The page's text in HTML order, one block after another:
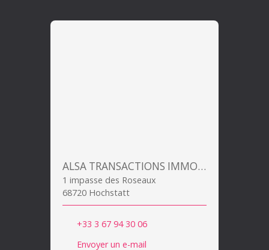
ALSA TRANSACTIONS IMMOBILIERES
1 impasse des Roseaux
68720 Hochstatt
+33 3 67 94 30 06
Envoyer un e-mail